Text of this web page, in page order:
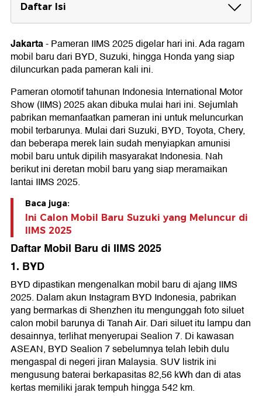
Daftar Isi
Daftar Mobil Baru di IIMS 2025
1. BYD
2. Suzuki
3. Toyota
4. Honda
5. Chery
6. Wuling
7. Hyundai
8. Honri
9. Jaecoo
10. Jetour
11. Aion
12. BAIC
Ada Konser Selama 11 Hari di IIMS 2025
Jakarta-Pameran IIMS 2025 digelar hari ini. Ada ragam
mobil baru dari BYD, Suzuki, hingga Honda yang siap
diluncurkan pada pameran kali ini.
Pameran otomotif tahunan Indonesia International Motor
Show (IIMS) 2025 akan dibuka mulai hari ini. Sejumlah
pabrikan memanfaatkan pameran ini untuk meluncurkan
mobil terbarunya. Mulai dari Suzuki, BYD, Toyota, Chery,
dan beberapa merek lain sudah menyiapkan amunisi
mobil baru untuk dipilih masyarakat Indonesia. Nah
berikut ini deretan mobil baru yang siap meramaikan
lantai IIMS 2025.
Baca juga:
Ini Calon Mobil Baru Suzuki yang Meluncur di
IIMS 2025
Daftar Mobil Baru di IIMS 2025
1. BYD
BYD dipastikan mengenalkan mobil baru di ajang IIMS
2025. Dalam akun Instagram BYD Indonesia, pabrikan
yang bermarkas di Shenzhen itu mengunggah foto siluet
calon mobil barunya di Tanah Air. Dari siluet itu lampu dan
desainnya, terlihat menyerupai Sealion 7. Di kawasan
ASEAN, BYD Sealion 7 sebelumnya telah lebih dulu
mengaspal di negeri jiran Malaysia. SUV listrik ini
mengusung baterai berkapasitas 82,56 kWh dan di atas
kertas memiliki jarak tempuh hingga 542 km.